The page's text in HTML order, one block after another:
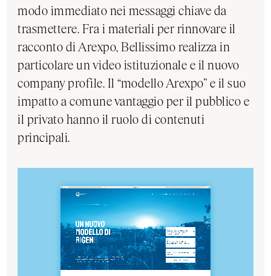
modo immediato nei messaggi chiave da
trasmettere. Fra i materiali per rinnovare il
racconto di Arexpo, Bellissimo realizza in
particolare un video istituzionale e il nuovo
company profile. Il “modello Arexpo” e il suo
impatto a comune vantaggio per il pubblico e
il privato hanno il ruolo di contenuti
principali.